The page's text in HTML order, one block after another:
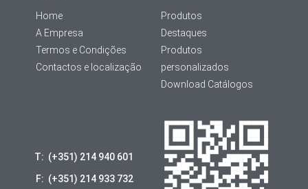
Home
A Empresa
Termos e Condições
Contactos e localização
Produtos
Destaques
Produtos
personalizados
Download Catálogos
T: (+351) 214 940 601
F: (+351) 214 933 732